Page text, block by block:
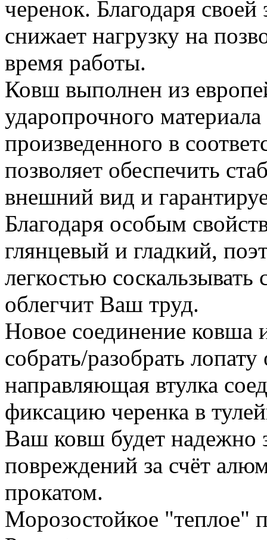
черенок. Благодаря
снижает нагрузку на
время работы.
Ковш выполнен из
ударопрочного
произведенного в
позволяет обеспечить
внешний вид и
Благодаря особым
глянцевый и гладкий,
легкостью соскальзывать
облегчит Ваш труд.
Новое соединение ковша
собрать/разобрать
направляющая втулка
фиксацию черенка в
Ваш ковш будет надежно
повреждений за счёт
прокатом.
Морозостойкое "теплое"